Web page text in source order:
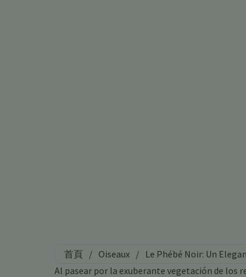
首頁 / Oiseaux / Le Phébé Noir: Un
Al pasear por la exuberante vegetación de los